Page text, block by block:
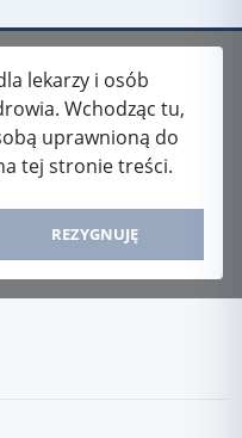
lekarzy i osób
Wchodząc tu,
uprawnioną do
tej stronie treści.
REZYGNUJĘ